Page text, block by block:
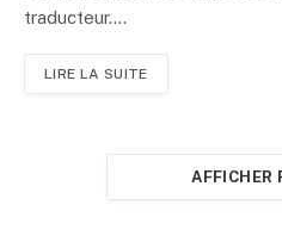
traducteur.…
LIRE LA SUITE
AFFICHER